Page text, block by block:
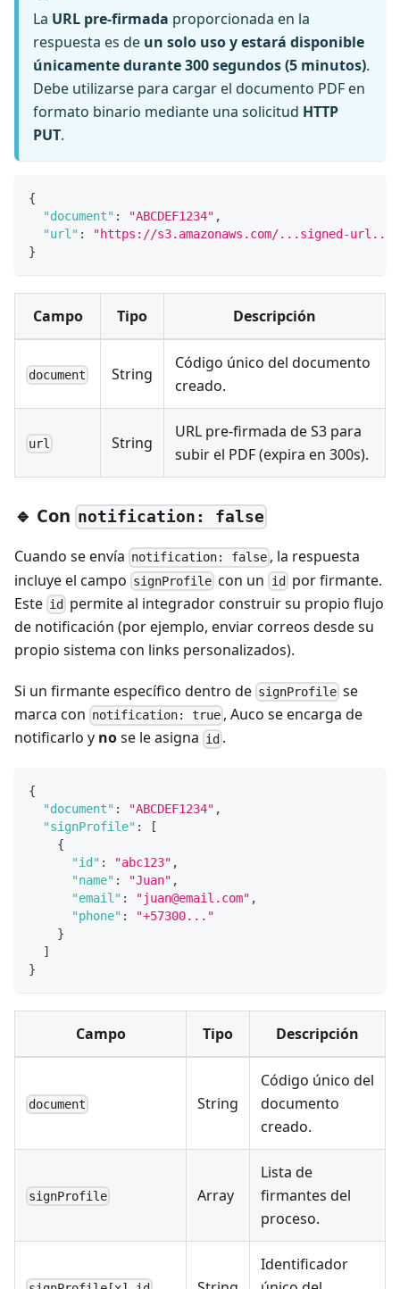
La URL pre-firmada proporcionada en la
respuesta es de un solo uso y estará disponible
únicamente durante 300 segundos (5 minutos).
Debe utilizarse para cargar el documento PDF en
formato binario mediante una solicitud HTTP
PUT.
{
"document" : "ABCDEF1234" ,
"url" :
"https://s3.amazonaws.com/...signed-url..."
}
Campo Tipo Descripción
document String
Código único del documento
creado.
url String
URL pre-firmada de S3 para
subir el PDF (expira en 300s).
🔹 Con notification: false
Cuando se envía notification: false , la respuesta
incluye el campo signProfile con un id por firmante.
Este id
permite al integrador construir su propio flujo
de notificación (por ejemplo, enviar correos desde su
propio sistema con links personalizados).
Si un firmante específico dentro de signProfile se
marca con notification: true , Auco se encarga de
notificarlo y nose le asigna id .
{
"document" : "ABCDEF1234" ,
"signProfile" :
[
{
"id" : "abc123" ,
"name" : "Juan" ,
"email" : "juan@email.com" ,
"phone" :
"+57300..."
}
]
}
Campo Tipo Descripción
document String
Código único del
documento
creado.
signProfile Array
Lista de
firmantes del
proceso.
Identificador